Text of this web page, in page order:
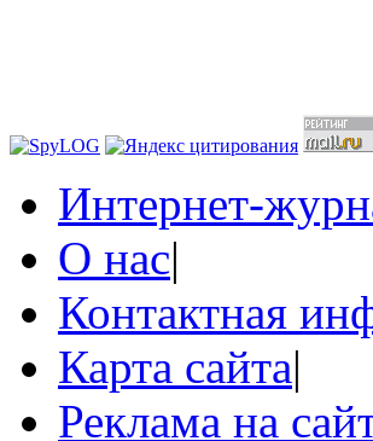
Интернет-
О нас|
Контактная
Карта сайта|
Реклама на